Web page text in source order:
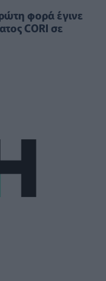
φορά έγινε
CORI σε